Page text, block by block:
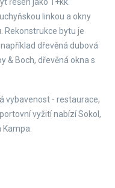
linkou a okny
Rekonstrukce bytu je
dřevěná dubová
& Boch, dřevěná okna s
vybavenost - restaurace,
vyžití nabízí Sokol,